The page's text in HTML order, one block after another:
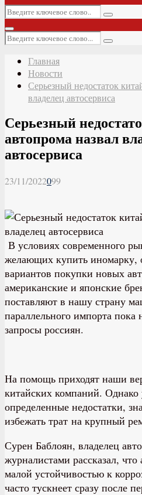
Искать:
Поиск
Основное
меню
Искать:
Поиск
Главная
Новости
Серьезный недостаток
владелец автосервиса
Серьезный
автопрома назвал
автосервиса
23/11/2022099
В условиях современного
желающих купить иномарку,
вариантов покупки новых
американские и японские
поставляют в нашу страну
параллельного импорта пока
запросы россиян.
На помощь приходят наши
китайских компаний.
определенные недостатки,
избежать трат на крупный
Сурен Баблоян, владелец
журналистами рассказал,
малой устойчивостью к
часто тускнеет сразу после